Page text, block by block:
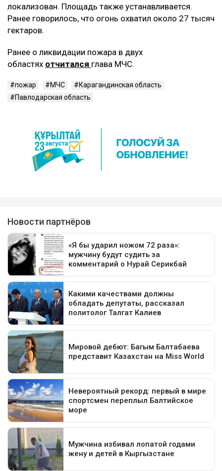
локализован. Площадь также устанавливается.
Ранее говорилось, что огонь охватил около 27 тысяч
гектаров.
Ранее о ликвидации пожара в двух
областях отчитался глава МЧС.
пожар МЧС
Карагандинская область
Павлодарская область